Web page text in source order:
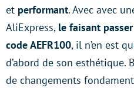
et performant. Avec avec
AliExpress, le faisant
code AEFR100, il n’en est
d’abord de son esthétique.
de changements